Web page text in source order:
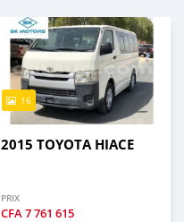
16
2015 TOYOTA HIACE
PRIX
CFA7 761 615